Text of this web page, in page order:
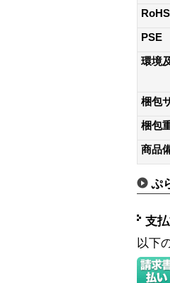
PSE
環境
梱包
梱包
商品
ぷ
支
以下